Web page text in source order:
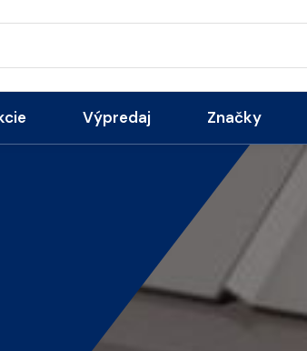
Výpredaj Značky